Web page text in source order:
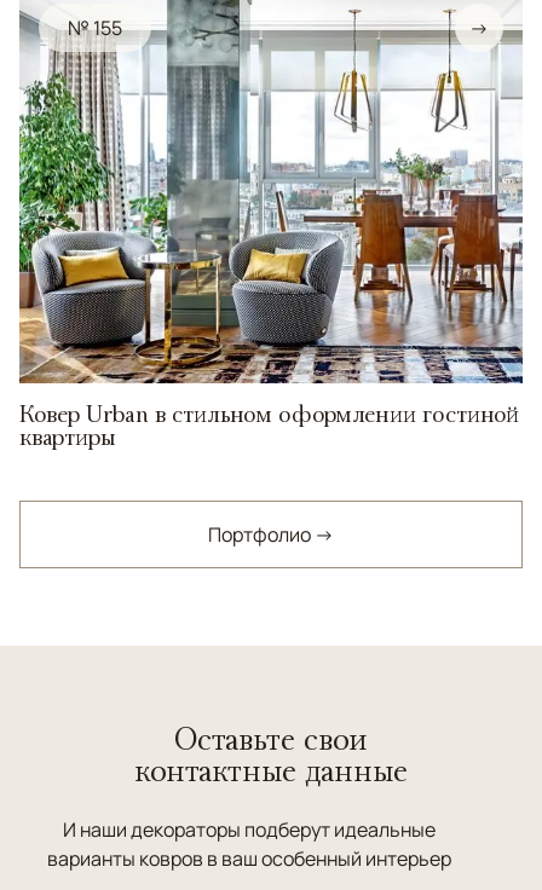
№ 155 →
Ковер Urban в стильном оформлении гостиной
квартиры
Портфолио →
Оставьте свои
контактные данные
И наши декораторы подберут идеальные
варианты ковров в ваш особенный интерьер